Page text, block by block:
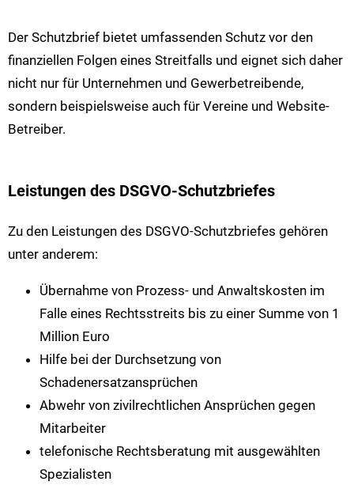
Der Schutzbrief bietet umfassenden Schutz vor den
finanziellen Folgen eines Streitfalls und eignet sich daher
nicht nur für Unternehmen und Gewerbetreibende,
sondern beispielsweise auch für Vereine und Website-
Betreiber.
Leistungen des DSGVO-Schutzbriefes
Zu den Leistungen des DSGVO-Schutzbriefes gehören
unter anderem:
Übernahme von Prozess- und Anwaltskosten im
Falle eines Rechtsstreits bis zu einer Summe von 1
Million Euro
Hilfe bei der Durchsetzung von
Schadenersatzansprüchen
Abwehr von zivilrechtlichen Ansprüchen gegen
Mitarbeiter
telefonische Rechtsberatung mit ausgewählten
Spezialisten